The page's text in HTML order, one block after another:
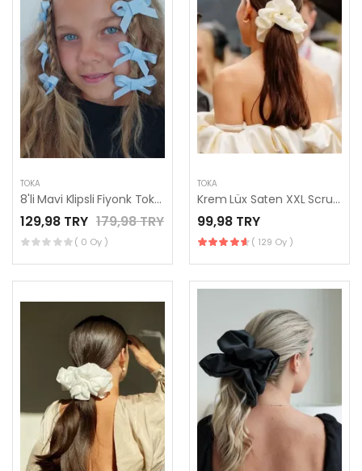
TOKA
8'li Mavi Klipsli Fiyonk Toka Seti, Çocuk ve Yetişkin Toka Setleri
129,98 TRY 179,98 TRY
( 0 Oy )
TOKA
Krem Lüx Saten XXL Scrunchie Toka, Büyük Boy Simit Toka, El Yapımı
99,98 TRY
( 129 Oy )